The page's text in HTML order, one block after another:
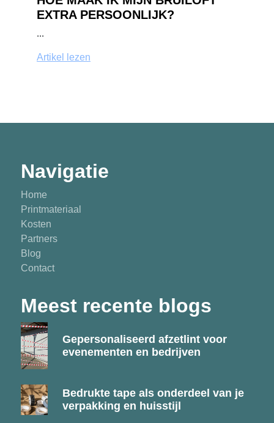
EXTRA PERSOONLIJK?
...
Artikel lezen
Navigatie
Home
Printmateriaal
Kosten
Partners
Blog
Contact
Meest recente blogs
Gepersonaliseerd afzetlint voor
evenementen en bedrijven
Bedrukte tape als onderdeel van je
verpakking en huisstijl